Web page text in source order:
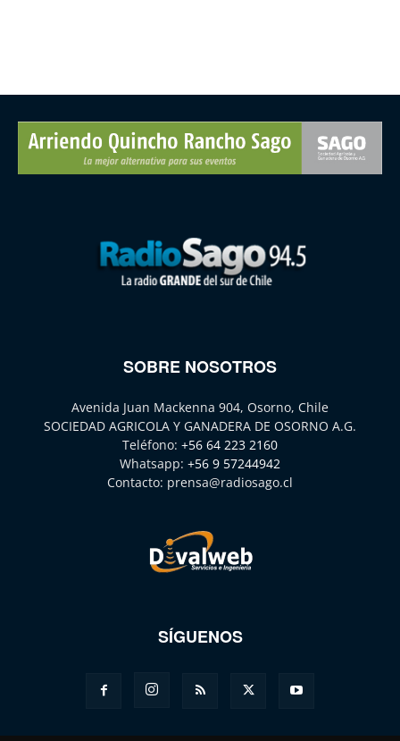
SOBRE NOSOTROS
Avenida Juan Mackenna 904, Osorno, Chile
SOCIEDAD AGRICOLA Y GANADERA DE OSORNO A.G.
Teléfono: +56 64 223 2160
Whatsapp: +56 9 57244942
Contacto: prensa@radiosago.cl
SÍGUENOS